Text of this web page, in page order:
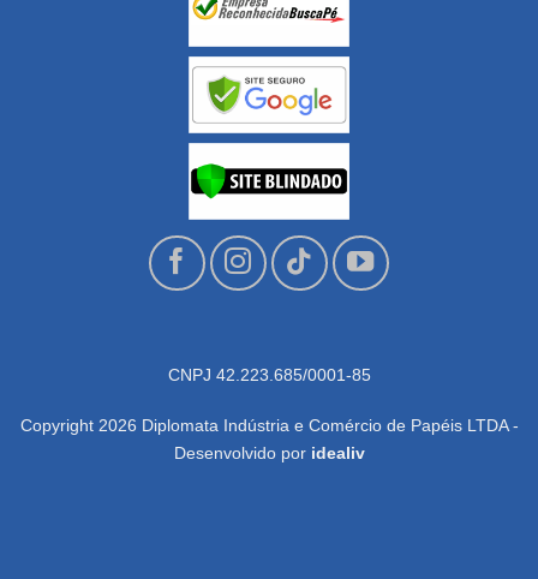
CNPJ 42.223.685/0001-85
Copyright 2026 Diplomata Indústria e Comércio de Papéis LTDA -
Desenvolvido por idealiv